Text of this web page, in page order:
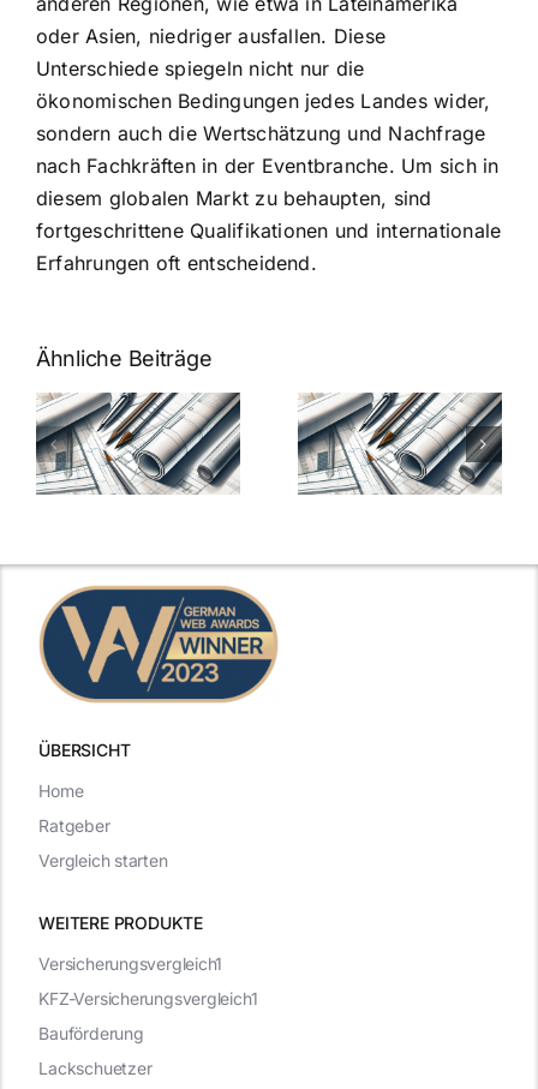
oder Asien, niedriger ausfallen. Diese
Unterschiede spiegeln nicht nur die
ökonomischen Bedingungen jedes Landes wider,
sondern auch die Wertschätzung und Nachfrage
nach Fachkräften in der Eventbranche. Um sich in
diesem globalen Markt zu behaupten, sind
fortgeschrittene Qualifikationen und internationale
Erfahrungen oft entscheidend.
Ähnliche Beiträge
7 Mythen
über
Architekten-
Gehälter
7 Mythen
über
Architekten-
Gehälter
ÜBERSICHT
WEITERE PRODUKTE
Versicherungsvergleich1
KFZ-Versicherungsvergleich1
Bauförderung
Lackschuetzer
Home
Ratgeber
Vergleich starten